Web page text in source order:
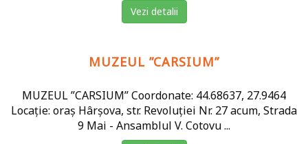
Vezi detalii
MUZEUL ”CARSIUM”
MUZEUL ”CARSIUM” Coordonate: 44.68637, 27.9464
Locație: oraș Hârșova, str. Revoluției Nr. 27 acum, Strada
9 Mai - Ansamblul V. Cotovu ...